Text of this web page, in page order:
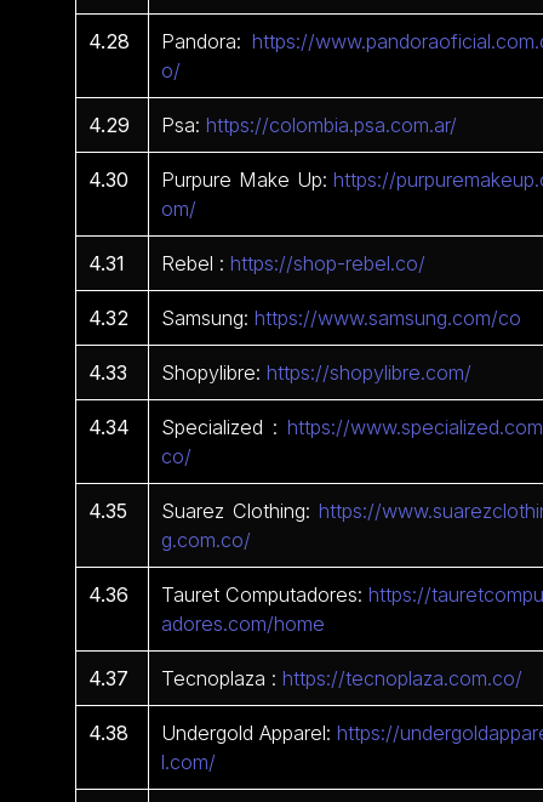
4.28 Pandora:https://
o/
4.29 Psa:https://colombia.psa.com.ar/
4.30 Purpure Make Up:https://
om/
4.31 Rebel :https://shop-rebel.co/
4.32 Samsung:https://www.samsung.com/co
4.33 Shopylibre:https://shopylibre.com/
4.34 Specialized :https://
co/
4.35 Suarez Clothing:https://
g.com.co/
4.36 Tauret Computadores:https://
adores.com/home
4.37 Tecnoplaza :https://tecnoplaza.com.co/
4.38 Undergold Apparel:https://
l.com/